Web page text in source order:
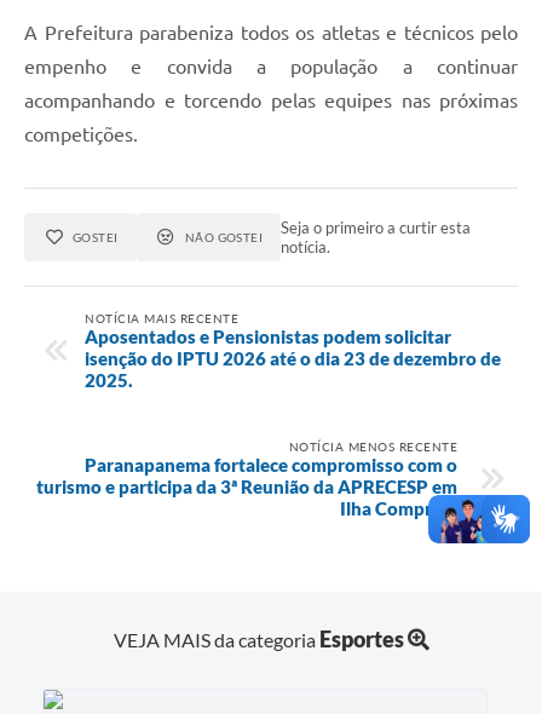
A Prefeitura parabeniza todos os atletas e técnicos pelo
empenho e convida a população a continuar
acompanhando e torcendo pelas equipes nas próximas
competições.
GOSTEI NÃO GOSTEI
Seja o primeiro a curtir esta
notícia.
NOTÍCIA MAIS RECENTE
Aposentados e Pensionistas podem solicitar
isenção do IPTU 2026 até o dia 23 de dezembro de
2025.
NOTÍCIA MENOS RECENTE
Paranapanema fortalece compromisso com o
turismo e participa da 3ª Reunião da APRECESP em
Ilha Comprida
VEJA MAIS da categoria Esportes